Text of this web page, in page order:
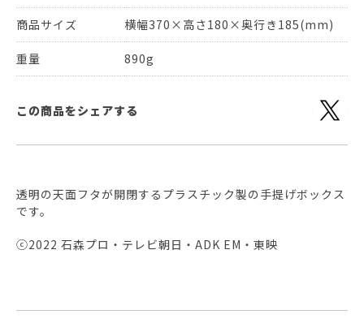
商品サイズ 横幅370×高さ180×奥行き185(mm)
重量 890g
この商品をシェアする
透明の天面フタが開閉するプラスチック製の手提げボックス
です。
ⓒ2022 石森プロ・テレビ朝日・ADK EM・東映